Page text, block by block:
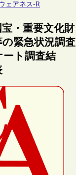
ェアネス-R
・重要文化財
緊急状況調査
ト調査結